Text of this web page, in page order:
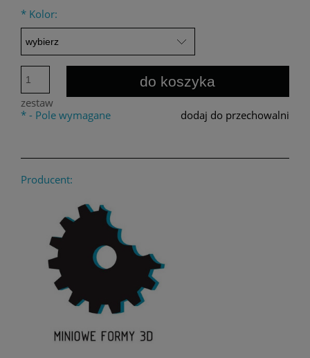
* Kolor:
zestaw
do koszyka
dodaj do przechowalni
* - Pole wymagane
Producent: